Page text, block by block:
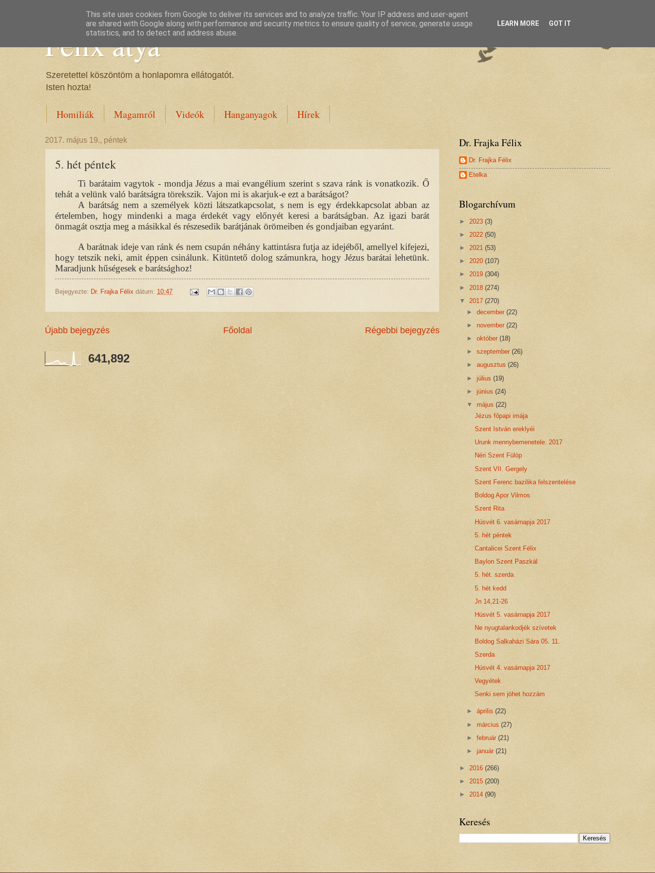
Félix atya
Szeretettel köszöntöm a honlapomra ellátogatót.
Isten hozta!
Homiliák Magamról Videók Hanganyagok Hírek
2017. május 19., péntek
5. hét péntek
Ti barátaim vagytok - mondja Jézus a mai evangélium szerint s szava ránk is vonatkozik. Ő
tehát a velünk való barátságra törekszik. Vajon mi is akarjuk-e ezt a barátságot?
A barátság nem a személyek közti látszatkapcsolat, s nem is egy érdekkapcsolat abban az
értelemben, hogy mindenki a maga érdekét vagy előnyét keresi a barátságban. Az igazi barát
önmagát osztja meg a másikkal és részesedik barátjának örömeiben és gondjaiban egyaránt.
A barátnak ideje van ránk és nem csupán néhány kattintásra futja az idejéből, amellyel kifejezi,
hogy tetszik neki, amit éppen csinálunk. Kitüntető dolog számunkra, hogy Jézus barátai lehetünk.
Maradjunk hűségesek e barátsághoz!
Bejegyezte: Dr. Frajka Félix dátum: 10:47
Újabb bejegyzés Régebbi bejegyzés
Főoldal
641,892
Dr. Frajka Félix
Dr. Frajka Félix
Etelka
Blogarchívum
► 2023 (3)
► 2022 (50)
► 2021 (53)
► 2020 (107)
► 2019 (304)
► 2018 (274)
▼ 2017 (270)
►december(22)
►november(22)
►október(18)
►szeptember(26)
►augusztus(26)
►július(19)
►június(24)
▼május(22)
Jézus főpapi imája
Szent István ereklyéi
Urunk mennybemenetele. 2017
Néri Szent Fülöp
Szent VII. Gergely
Szent Ferenc bazilika felszentelése
Boldog Apor Vilmos
Szent Rita
Húsvét 6. vasárnapja 2017
5. hét péntek
Cantalicei Szent Félix
Baylon Szent Paszkál
5. hét. szerda
5. hét kedd
Jn 14,21-26
Húsvét 5. vasárnapja 2017
Ne nyugtalankodjék szívetek
Boldog Salkaházi Sára 05. 11.
Szerda
Húsvét 4. vasárnapja 2017
Vegyétek
Senki sem jöhet hozzám
►április(22)
►március(27)
►február(21)
► január(21)
► 2016 (266)
► 2015 (200)
► 2014 (90)
Keresés
This site uses cookies from Google to deliver its services and to analyze traffic. Your IP address and user-agent
are shared with Google along with performance and security metrics to ensure quality of service, generate usage
statistics, and to detect and address abuse.
LEARN MORE GOT IT